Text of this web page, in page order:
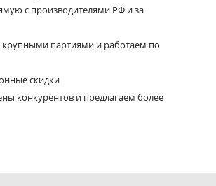
с производителями РФ и за
крупными партиями и работаем по
скидки
конкурентов и предлагаем более